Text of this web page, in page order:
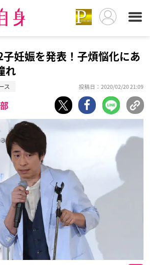
妊娠を発表！子煩悩化にあ
れ
ス 投稿日：2020/02/20 21:09